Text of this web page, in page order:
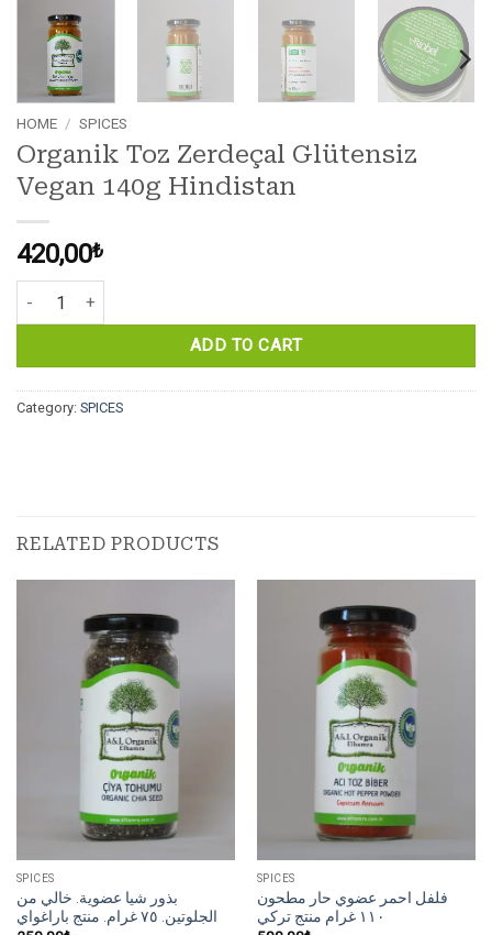
HOME / SPICES
Organik Toz Zerdeçal Glütensiz
Vegan 140g Hindistan
420,00₺
Organik Toz Zerdeçal Glütensiz Vegan 140g Hindistan quantity
ADD TO CART
Category: SPICES
RELATED PRODUCTS
SPICES
بذور شيا عضوية. خالي من
الجلوتين. ٧٥ غرام. منتج باراغواي
SPICES
فلفل احمر عضوي حار مطحون
١١٠ غرام منتج تركي